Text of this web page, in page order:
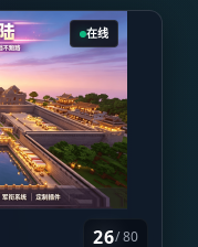
息：笨
|
技钻
26.2 无
自由
、整活
禁
连
用心
永
在线
26/ 80